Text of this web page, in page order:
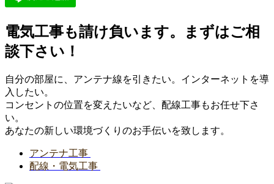
電気工事も請け負います。まずはご相
談下さい！
自分の部屋に、アンテナ線を引きたい。インターネットを導
入したい。
コンセントの位置を変えたいなど、配線工事もお任せ下さ
い。
あなたの新しい環境づくりのお手伝いを致します。
アンテナ工事
配線・電気工事